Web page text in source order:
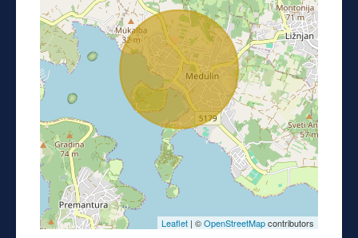
Leaflet | ©OpenStreetMapcontributors